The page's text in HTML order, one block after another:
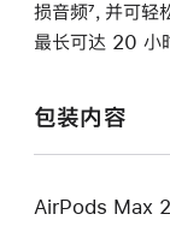
损音频脚
注
⁷，并可
最长可达 20 小
包装内容
AirPods Max 2